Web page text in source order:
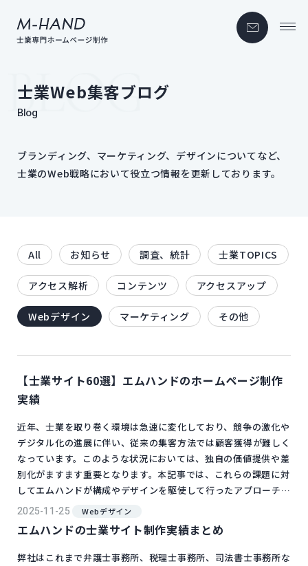
Webデザイン｜
士業Web集客ブログ
Blog
ブランディング、​マーケティング、​デザインに​ついてなど、
士業の​Web戦略に​おいて​役立つ情報を​更新しております。
All お知らせ 調査、統計 士業TOPICS
アクセス解析 コンテンツ アクセスアップ
Webデザイン マーケティング その他
【士業サイト60選】エムハンドのホームページ制作
実績
近年、士業を取り巻く環境は急速に変化しており、競争の激化や
デジタル化の進展に伴い、従来の集客方法では顧客獲得が難しく
なっています。このような状況においては、独自の価値提供や差
別化がますます重要となります。本記事では、これらの課題に対
してエムハンドが構成やデザインを駆使して行ったアプローチを
ご紹介いたします。■目次・弁護士・税理士｜会計士・司法書士
｜行政書士・社会保険労務士・弁理士・採用弁護士外山法律事務
所｜医療機関・クリニック特化サイトhttps://medical.toyam
a-law-off...
2025-11-25 Webデザイン
エムハンドの士業サイト制作実績まとめ
弊社はこれまで弁護士事務所、税理士事務所、司法書士事務所な